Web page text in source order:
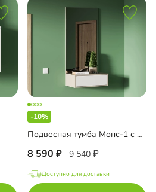
-10%
Подвесная тумба Монс-1 с зеркалом
8 590 9 540
Доступно для доставки